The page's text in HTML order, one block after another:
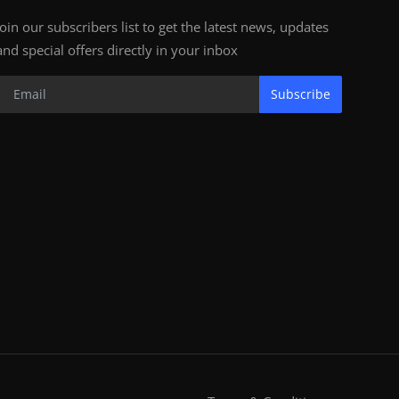
our subscribers list to get the latest news, updates
special offers directly in your inbox
Subscribe